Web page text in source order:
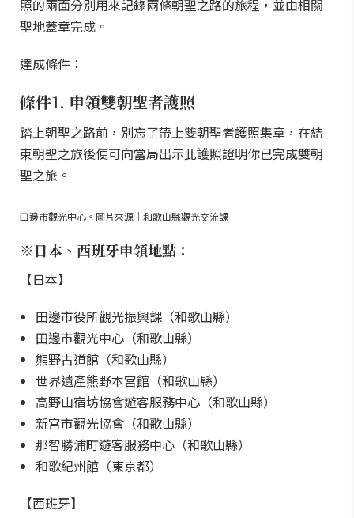
照的兩面分別用來記錄兩條朝聖之路的旅程，並由相關
聖地蓋章完成。
達成條件：
條件1. 申領雙朝聖者護照
踏上朝聖之路前，別忘了帶上雙朝聖者護照集章，在結
束朝聖之旅後便可向當局出示此護照證明你已完成雙朝
聖之旅。
田邊市觀光中心。圖片來源｜和歌山縣觀光交流課
※日本、西班牙申領地點：
【日本】
田邊市役所觀光振興課（和歌山縣）
田邊市觀光中心（和歌山縣）
熊野古道館（和歌山縣）
世界遺產熊野本宮館（和歌山縣）
高野山宿坊協會遊客服務中心（和歌山縣）
新宮市觀光協會（和歌山縣）
那智勝浦町遊客服務中心（和歌山縣）
和歌紀州館（東京都）
【西班牙】